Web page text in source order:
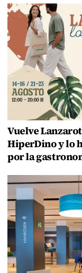
Vuelve
HiperDino y lo
por la